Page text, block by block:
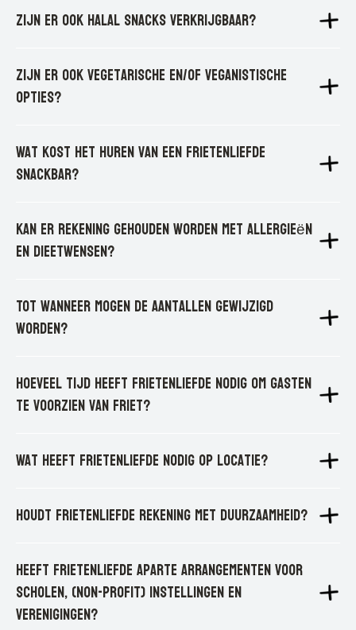
Zijn er ook halal snacks verkrijgbaar?
Zijn er ook vegetarische en/of veganistische
opties?
Wat kost het huren van een Frietenliefde
snackbar?
Kan er rekening gehouden worden met allergieën
en dieetwensen?
Tot wanneer mogen de aantallen gewijzigd
worden?
Hoeveel tijd heeft Frietenliefde nodig om gasten
te voorzien van friet?
Wat heeft Frietenliefde nodig op locatie?
Houdt Frietenliefde rekening met duurzaamheid?
Heeft Frietenliefde aparte arrangementen voor
scholen, (non-profit) instellingen en
verenigingen?